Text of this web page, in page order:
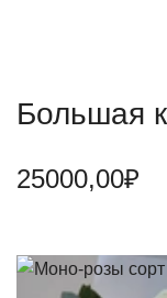
Большая
25000,00₽